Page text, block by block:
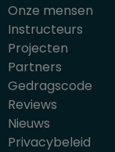
Onze mensen
Instructeurs
Projecten
Partners
Gedragscode
Reviews
Nieuws
Privacybeleid